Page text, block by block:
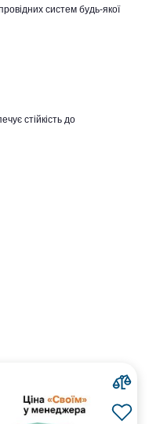
систем будь-якої
стійкість до